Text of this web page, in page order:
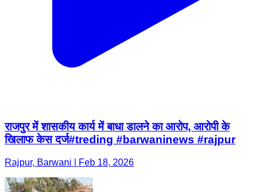
राजपुर में शासकीय कार्य में बाधा डालने का आरोप, आरोपी के
खिलाफ केस दर्ज#treding #barwaninews #rajpur
Rajpur, Barwani | Feb 18, 2026